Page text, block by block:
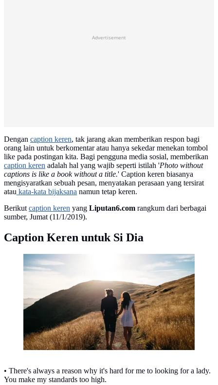
Advertisement
Dengan caption keren, tak jarang akan memberikan respon bagi
orang lain untuk berkomentar atau hanya sekedar menekan tombol
like pada postingan kita. Bagi pengguna media sosial, memberikan
caption keren adalah hal yang wajib seperti istilah 'Photo without
captions is like a book without a title.' Caption keren biasanya
mengisyaratkan sebuah pesan, menyatakan perasaan yang tersirat
atau kata-kata bijaksana namun tetap keren.
Berikutcaption keren yang Liputan6.com rangkum dari berbagai
sumber, Jumat (11/1/2019).
Caption Keren untuk Si Dia
Ilustrasi Cinta (Sumber: Unsplash) / Pablo Heimplatz
• There's always a reason why it's hard for me to looking for a lady.
You make my standards too high.